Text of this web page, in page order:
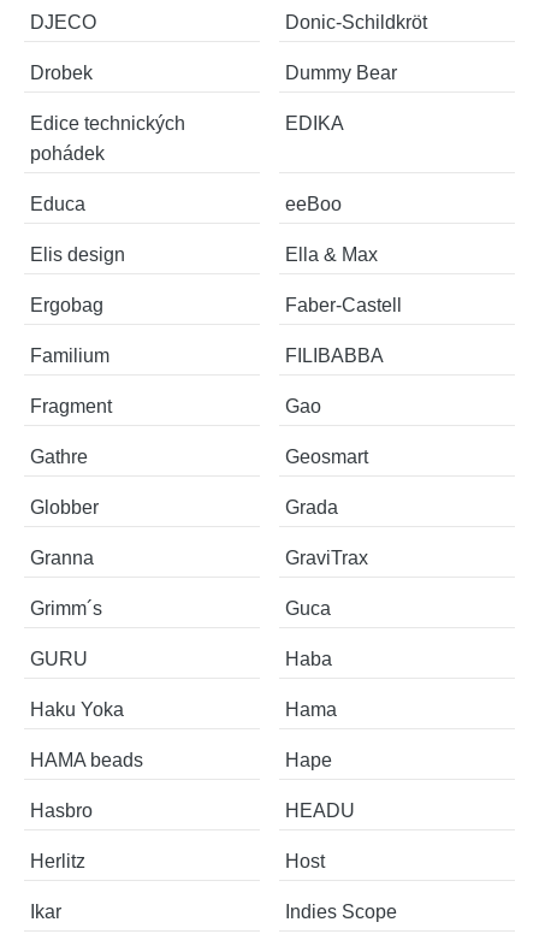
DJECO Donic-Schildkröt
Drobek Dummy Bear
Edice technických
pohádek
EDIKA
Educa eeBoo
Elis design Ella & Max
Ergobag Faber-Castell
Familium FILIBABBA
Fragment Gao
Gathre Geosmart
Globber Grada
Granna GraviTrax
Grimm´s Guca
GURU Haba
Haku Yoka Hama
HAMA beads Hape
Hasbro HEADU
Herlitz Host
Ikar Indies Scope